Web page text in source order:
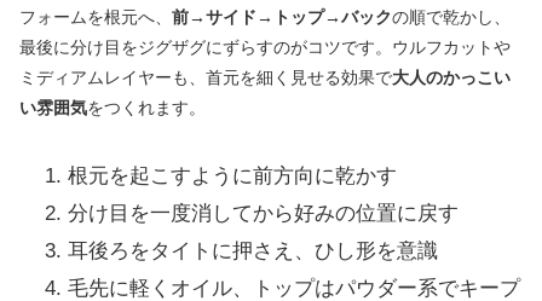
フォームを根元へ、 前→サイド→トップ→バックの順で乾かし、
最後に分け目をジグザグにずらすのがコツです。ウルフカットや
ミディアムレイヤーも、首元を細く見せる効果で大人のかっこい
い雰囲気をつくれます。
根元を起こすように前方向に乾かす
分け目を一度消してから好みの位置に戻す
耳後ろをタイトに押さえ、ひし形を意識
毛先に軽くオイル、トップはパウダー系でキープ